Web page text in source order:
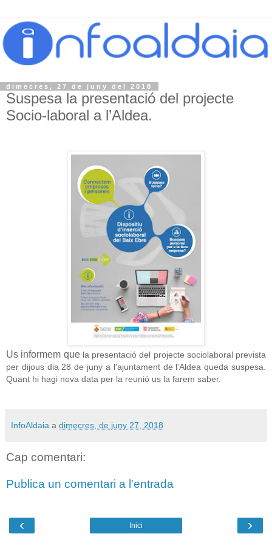
dimecres, 27 de juny del 2018
Suspesa la presentació del projecte
Socio-laboral a l’Aldea.
Us informem que la presentació del projecte sociolaboral prevista
per dijous dia 28 de juny a l'ajuntament de l'Aldea queda suspesa.
Quant hi hagi nova data per la reunió us la farem saber.
InfoAldaia a dimecres, de juny 27, 2018
Cap comentari:
Publica un comentari a l'entrada
‹ ›
Inici